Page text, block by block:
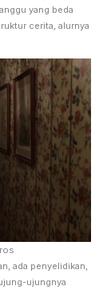
yang beda
cerita, alurnya
ada penyelidikan,
ujungnya